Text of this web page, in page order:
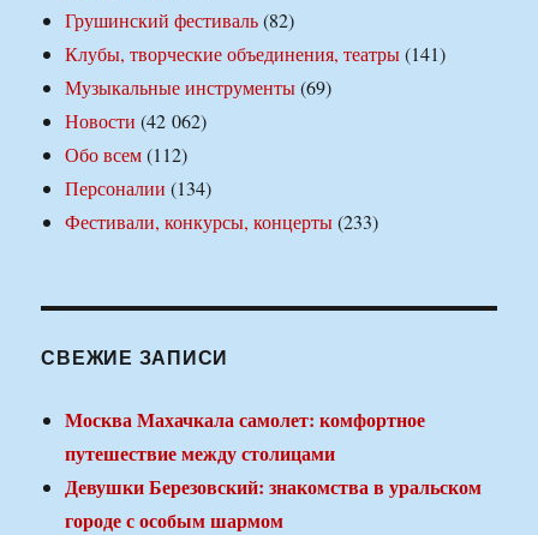
Грушинский фестиваль(82)
Клубы, творческие объединения, театры(141)
Музыкальные инструменты(69)
Новости (42 062)
Обо всем(112)
Персоналии (134)
Фестивали, конкурсы, концерты(233)
СВЕЖИЕ ЗАПИСИ
Москва Махачкала самолет: комфортное
путешествие между столицами
Девушки Березовский: знакомства в уральском
городе с особым шармом